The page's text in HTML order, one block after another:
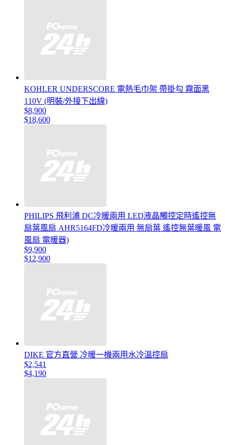
KOHLER UNDERSCORE 電熱毛巾架 帶掛勾 霧面黑
110V (明裝/外接下出線)
$8,900
$18,600
PHILIPS 飛利浦 DC冷暖兩用 LED液晶觸控定時遙控無
扇葉風扇 AHR5164FD冷暖兩用 無扇葉 遙控無葉暖風 電
風扇 電暖器)
$9,900
$12,900
DIKE 官方直營 冷暖一機兩用水冷溫控扇
$2,541
$4,190